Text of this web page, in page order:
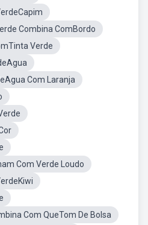
Combina ComBordo
Verde
Com Laranja
Com Verde Loudo
Com QueTom De Bolsa